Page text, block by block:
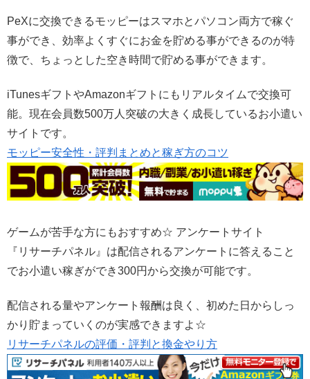
PeXに交換できるモッピーはスマホとパソコン両方で稼ぐ
事ができ、効率よくすぐにお金を貯める事ができるのが特
徴で、ちょっとした空き時間で貯める事ができます。
iTunesギフトやAmazonギフトにもリアルタイムで交換可
能。現在会員数500万人突破の大きく成長しているお小遣い
サイトです。
モッピー安全性・評判まとめと稼ぎ方のコツ
ゲームが苦手な方にもおすすめ☆ アンケートサイト
『リサーチパネル』は配信されるアンケートに答えること
でお小遣い稼ぎができ300円から交換が可能です。
配信される量やアンケート報酬は良く、初めた日からしっ
かり貯まっていくのが実感できますよ☆
リサーチパネルの評価・評判と換金やり方